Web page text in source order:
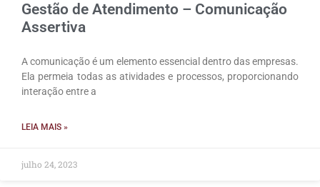
Gestão de Atendimento – Comunicação
Assertiva
A comunicação é um elemento essencial dentro das empresas.
Ela permeia todas as atividades e processos, proporcionando
interação entre a
LEIA MAIS »
julho 24, 2023